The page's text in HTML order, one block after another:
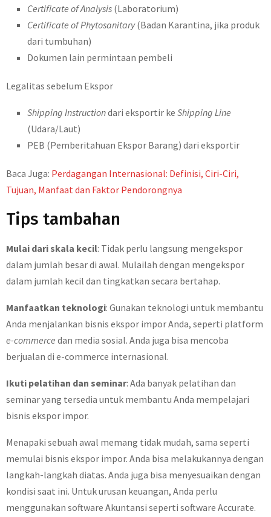
Certificate of Analysis (Laboratorium)
Certificate of Phytosanitary(Badan Karantina, jika produk
dari tumbuhan)
Dokumen lain permintaan pembeli
Legalitas sebelum Ekspor
Shipping Instructiondari eksportir ke Shipping Line
(Udara/Laut)
PEB (Pemberitahuan Ekspor Barang) dari eksportir
Baca Juga: Perdagangan Internasional: Definisi, Ciri-Ciri,
Tujuan, Manfaat dan Faktor Pendorongnya
Tips tambahan
Mulai dari skala kecil: Tidak perlu langsung mengekspor
dalam jumlah besar di awal. Mulailah dengan mengekspor
dalam jumlah kecil dan tingkatkan secara bertahap.
Manfaatkan teknologi: Gunakan teknologi untuk membantu
Anda menjalankan bisnis ekspor impor Anda, seperti platform
e-commerce dan media sosial. Anda juga bisa mencoba
berjualan di e-commerce internasional.
Ikuti pelatihan dan seminar: Ada banyak pelatihan dan
seminar yang tersedia untuk membantu Anda mempelajari
bisnis ekspor impor.
Menapaki sebuah awal memang tidak mudah, sama seperti
memulai bisnis ekspor impor. Anda bisa melakukannya dengan
langkah-langkah diatas. Anda juga bisa menyesuaikan dengan
kondisi saat ini. Untuk urusan keuangan, Anda perlu
menggunakan software Akuntansi seperti software Accurate.